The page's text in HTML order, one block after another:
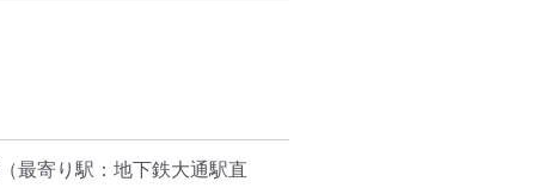
（最寄り駅：地下鉄大通駅直